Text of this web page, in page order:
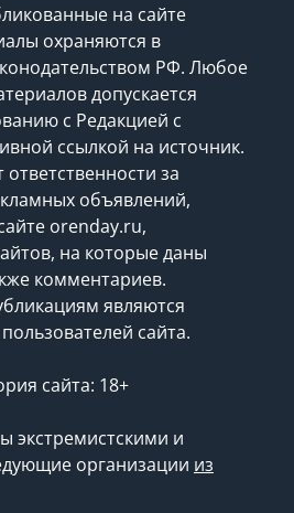
на сайте
охраняются в
РФ. Любое
допускается
с Редакцией с
ссылкой на источник.
за
объявлений,
orenday.ru,
на которые даны
комментариев.
являются
сайта.
сайта: 18+
экстремистскими и
организации из